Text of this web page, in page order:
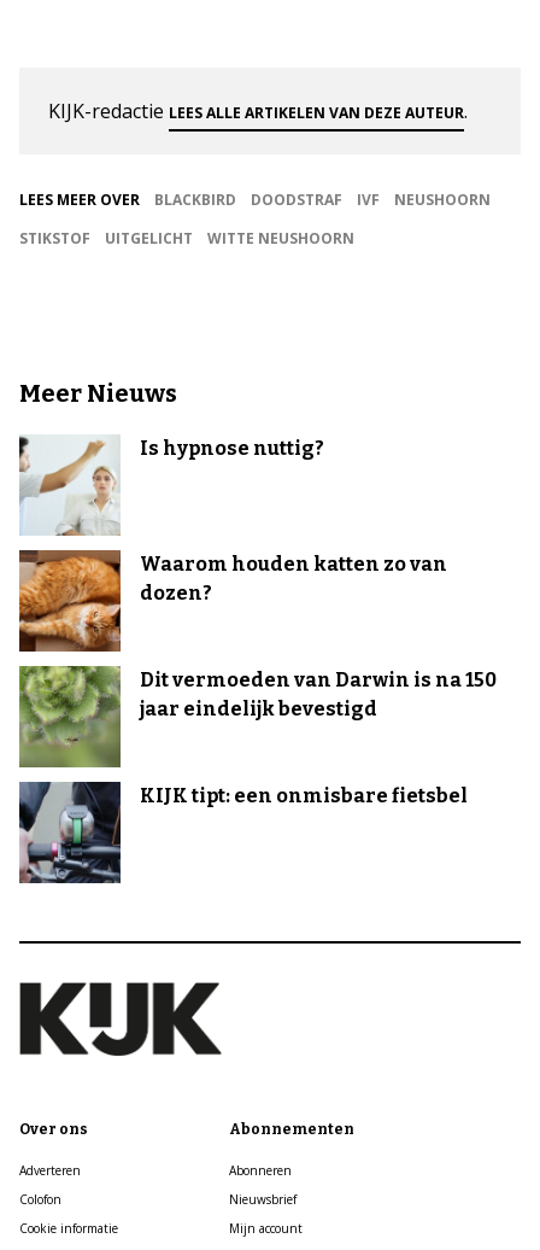
KIJK-redactie LEES ALLE ARTIKELEN VAN DEZE AUTEUR.
LEES MEER OVER BLACKBIRD DOODSTRAF IVF
NEUSHOORN
STIKSTOF
UITGELICHT WITTE NEUSHOORN
Meer Nieuws
Is hypnose nuttig?
Waarom houden katten zo van
dozen?
Dit vermoeden van Darwin is na 150
jaar eindelijk bevestigd
KIJK tipt: een onmisbare fietsbel
Over ons
Adverteren
Colofon
Cookie informatie
Abonnementen
Abonneren
Nieuwsbrief
Mijn account